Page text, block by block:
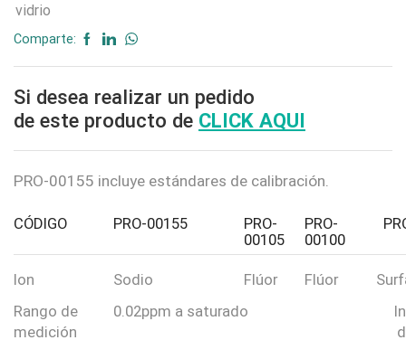
vidrio
Comparte:
Si desea realizar un pedido
de este producto de CLICK AQUI
PRO-00155 incluye estándares de calibración.
CÓDIGO PRO-00155
PRO-
00105
PRO-
00100
Ion Sodio Flúor Flúor
Rango de
medición
0.02ppm a saturado